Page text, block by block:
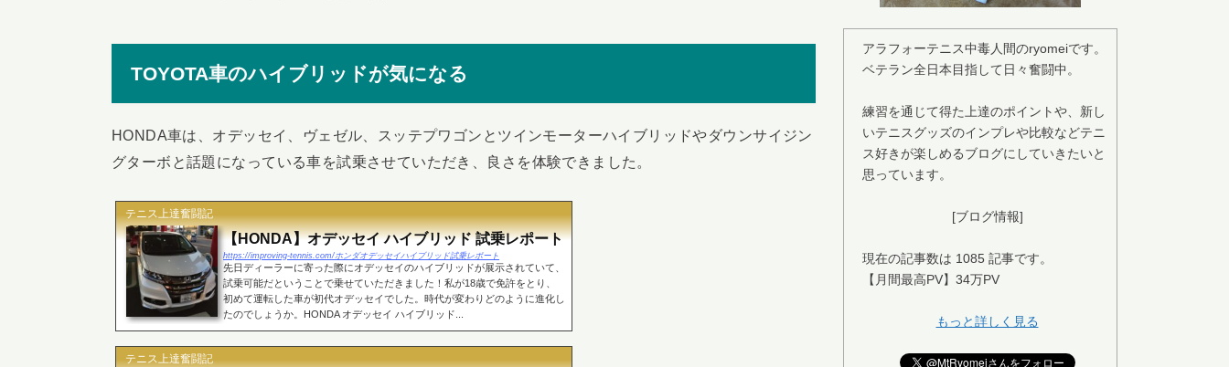
TOYOTA車のハイブリッドが気になる
HONDA車は、オデッセイ、ヴェゼル、スッテプワゴンとツインモーターハイブリッドやダウンサイジン
グターボと話題になっている車を試乗させていただき、良さを体験できました。
テニス上達奮闘記
【HONDA】オデッセイ ハイブリッド 試乗レポート
https://improving-tennis.com/ホンダオデッセイハイブリッド試乗レポート
先日ディーラーに寄った際にオデッセイのハイブリッドが展示されていて、
試乗可能だということで乗せていただきました！私が18歳で免許をとり、
初めて運転した車が初代オデッセイでした。時代が変わりどのように進化し
たのでしょうか。HONDA オデッセイ ハイブリッド...
テニス上達奮闘記
アラフォーテニス中毒人間のryomeiです。
ベテラン全日本目指して日々奮闘中。
練習を通じて得た上達のポイントや、新し
いテニスグッズのインプレや比較などテニ
ス好きが楽しめるブログにしていきたいと
思っています。
[ブログ情報]
現在の記事数は 1085 記事です。
【月間最高PV】34万PV
もっと詳しく見る